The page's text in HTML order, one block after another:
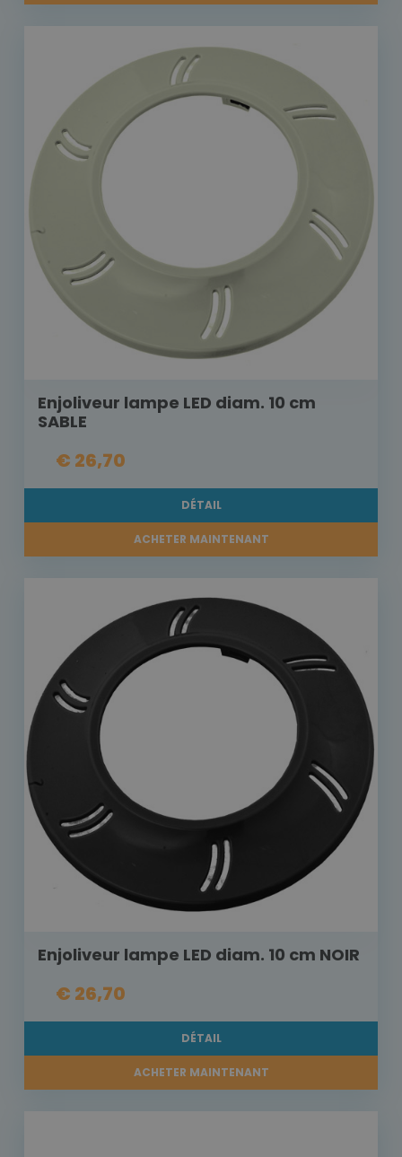
Enjoliveur lampe LED diam. 10 cm
SABLE
€ 26,70
DÉTAIL
ACHETER MAINTENANT
Enjoliveur lampe LED diam. 10 cm NOIR
€ 26,70
DÉTAIL
ACHETER MAINTENANT